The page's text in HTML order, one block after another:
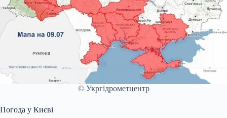
© Укргідрометцентр
Погода у Києві